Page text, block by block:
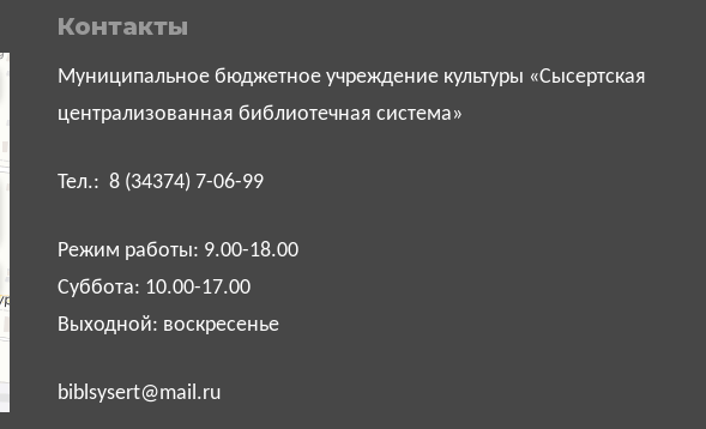
Контакты
Муниципальное бюджетное учреждение культуры «Сысертская
централизованная библиотечная система»
Тел.: 8 (34374) 7-06-99
Режим работы: 9.00-18.00
Суббота: 10.00-17.00
Выходной: воскресенье
biblsysert@mail.ru